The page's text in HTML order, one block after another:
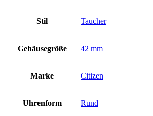
Stil Taucher
Gehäusegröße 42 mm
Marke Citizen
Uhrenform Rund